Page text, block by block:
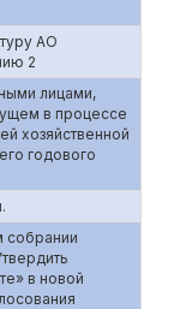
АО
2
лицами,
в процессе
хозяйственной
годового
собрании
в новой